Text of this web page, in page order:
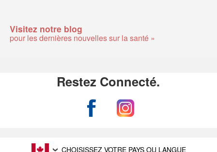
Visitez notre blog
pour les dernières nouvelles sur la santé »
Restez Connecté.
CHOISISSEZ VOTRE PAYS OU LANGUE